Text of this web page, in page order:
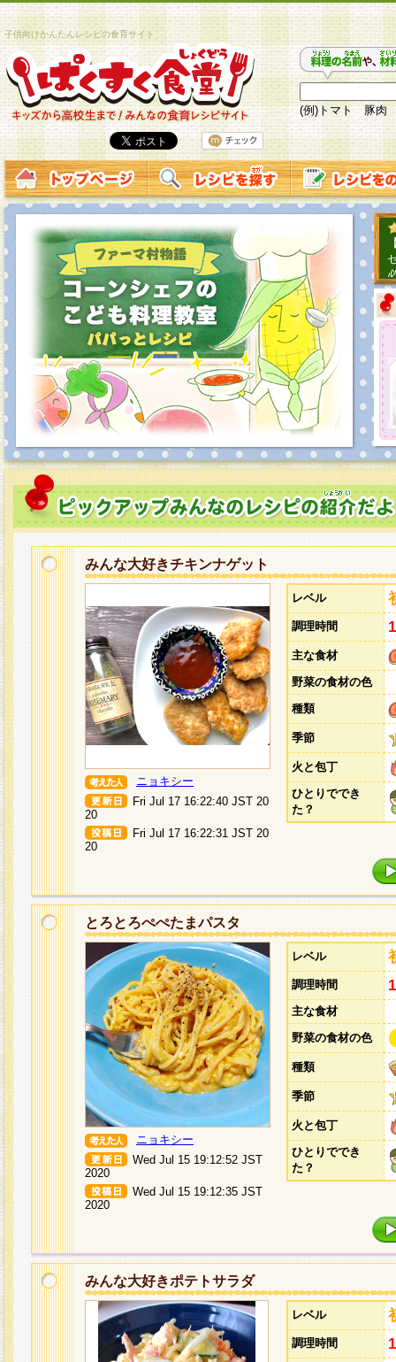
子供向けかんたんレシピの食育サイト
(例)トマト 豚肉
みんな大好きチキンナゲット
ニョキシー
Fri Jul 17 16:22:40 JST 20
20
Fri Jul 17 16:22:31 JST 20
20
レベル
調理時間
主な食材
野菜の食材の色
種類
季節
火と包丁
ひとりででき
た？
とろとろぺぺたまパスタ
ニョキシー
Wed Jul 15 19:12:52 JST
2020
Wed Jul 15 19:12:35 JST
2020
レベル
調理時間
主な食材
野菜の食材の色
種類
季節
火と包丁
ひとりででき
た？
みんな大好きポテトサラダ
レベル
調理時間